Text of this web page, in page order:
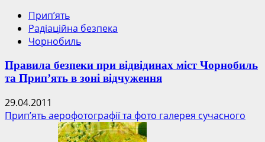
Прип’ять
Радіаційна безпека
Чорнобиль
Правила безпеки при відвідинах міст Чорнобиль
та Прип’ять в зоні відчуження
29.04.2011
Прип’ять аерофотографії та фото галерея сучасного